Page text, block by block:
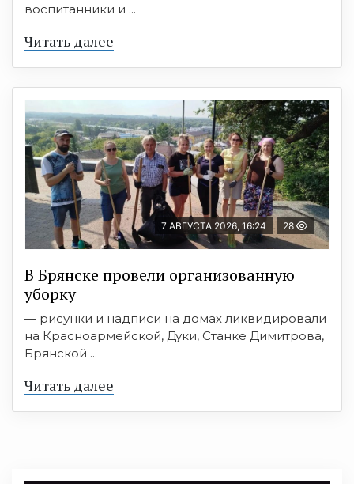
воспитанники и ...
Читать далее
7 АВГУСТА 2026, 16:24 28
В Брянске провели организованную
уборку
— рисунки и надписи на домах ликвидировали
на Красноармейской, Дуки, Станке Димитрова,
Брянской ...
Читать далее